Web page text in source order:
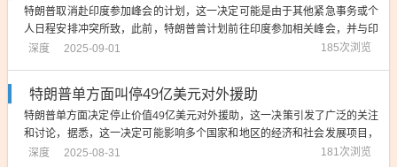
特朗普取消赴印度参加峰会的计划，这一决定可能是由于其他紧急事务或个
人日程安排冲突所致，此前，特朗普曾计划前往印度参加相关峰会，并与印
度领导人进行会晤，最新消息显示他已取消这一行程，这一变化可能会对印
深度 2025-09-01 185次浏览
特朗普单方面叫停49亿美元对外援助
特朗普单方面决定停止价值49亿美元对外援助，这一决策引发了广泛的关注
和讨论，据悉，这一决定可能影响多个国家和地区的经济和社会发展项目，
特朗普的这一行动可能涉及多个领域的援助项目，包括教育、卫生、基础设
深度 2025-08-31 181次浏览